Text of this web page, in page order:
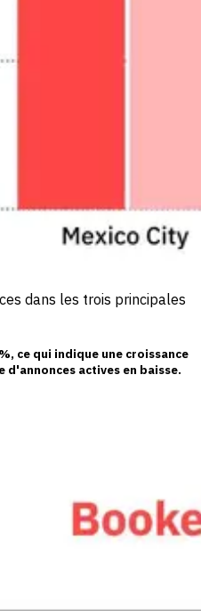
dans les trois principales
, ce qui indique une croissance
d'annonces actives en baisse.